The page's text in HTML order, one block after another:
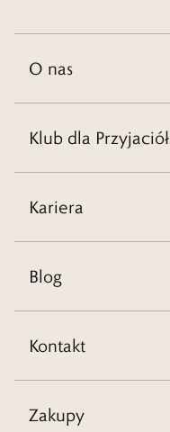
O nas
Klub dla Przyjaciół
Kariera
Blog
Kontakt
Zakupy